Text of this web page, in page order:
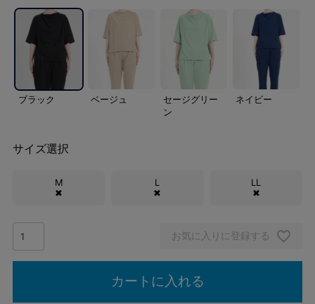
ブラック ベージュ
セージグリー
ン
ネイビー
サイズ選択
M
✖
L
✖
LL
✖
お気に入りに登録する
カートに入れる